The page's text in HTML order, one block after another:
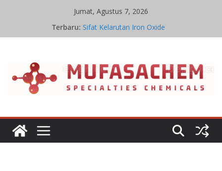
Jumat, Agustus 7, 2026
Terbaru: Sifat Kelarutan Iron Oxide
Proses Iron Oxide
Ikatan Kimia Iron Oxide